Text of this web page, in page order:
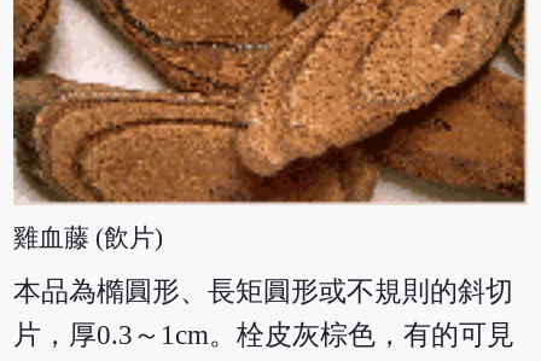
雞血藤 (飲片)
本品為橢圓形、長矩圓形或不規則的斜切
片，厚0.3～1cm。栓皮灰棕色，有的可見